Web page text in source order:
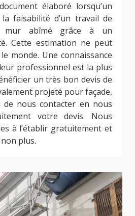
élaboré lorsqu’un
faisabilité d’un travail de
mur abîmé grâce à un
Cette estimation ne peut
monde. Une connaissance
professionnel est la plus
un très bon devis de
projeté pour façade,
nous contacter en nous
votre devis. Nous
à l’établir gratuitement et
plus.